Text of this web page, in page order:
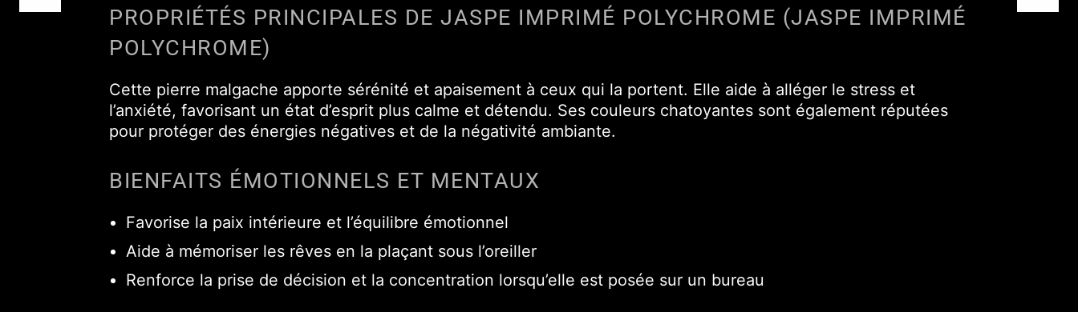
PROPRIÉTÉS PRINCIPALES DE JASPE IMPRIMÉ POLYCHROME (JASPE IMPRIMÉ
POLYCHROME)
Cette pierre malgache apporte sérénité et apaisement à ceux qui la portent. Elle aide à alléger le stress et
l’anxiété, favorisant un état d’esprit plus calme et détendu. Ses couleurs chatoyantes sont également réputées
pour protéger des énergies négatives et de la négativité ambiante.
BIENFAITS ÉMOTIONNELS ET MENTAUX
Favorise la paix intérieure et l’équilibre émotionnel
Aide à mémoriser les rêves en la plaçant sous l’oreiller
Renforce la prise de décision et la concentration lorsqu’elle est posée sur un bureau